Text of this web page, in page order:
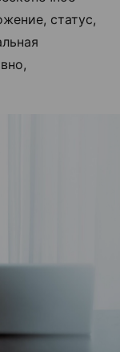
статус,